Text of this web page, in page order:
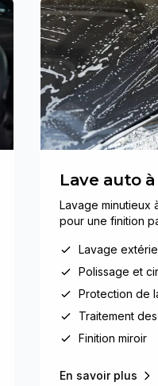
Lave auto
Lavage minutieux
pour une finition
Lavage
Polissage et
Protection de
Traitement
Finition miroir
En savoir plus